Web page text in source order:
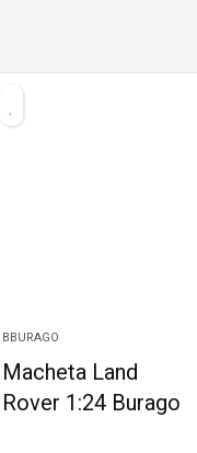
BBURAGO
Macheta Land
Rover 1:24 Burago